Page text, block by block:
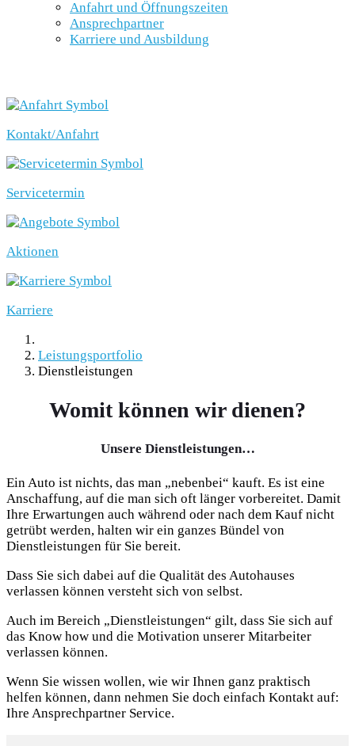
Anfahrt und Öffnungszeiten
Ansprechpartner
Karriere und Ausbildung
Kontakt/Anfahrt
Servicetermin
Aktionen
Karriere
Leistungsportfolio
Dienstleistungen
Womit können wir dienen?
Unsere Dienstleistungen…
Ein Auto ist nichts, das man „nebenbei“ kauft. Es ist eine
Anschaffung, auf die man sich oft länger vorbereitet. Damit
Ihre Erwartungen auch während oder nach dem Kauf nicht
getrübt werden, halten wir ein ganzes Bündel von
Dienstleistungen für Sie bereit.
Dass Sie sich dabei auf die Qualität des Autohauses
verlassen können versteht sich von selbst.
Auch im Bereich „Dienstleistungen“ gilt, dass Sie sich auf
das Know how und die Motivation unserer Mitarbeiter
verlassen können.
Wenn Sie wissen wollen, wie wir Ihnen ganz praktisch
helfen können, dann nehmen Sie doch einfach Kontakt auf:
Ihre Ansprechpartner Service.